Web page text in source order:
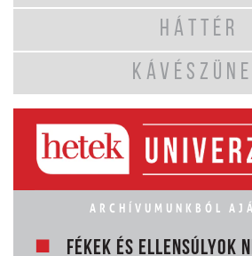
HÁTTÉR
ARCHÍVUMUNKBÓL
FÉKEK ÉS ELLENSÚLYOK